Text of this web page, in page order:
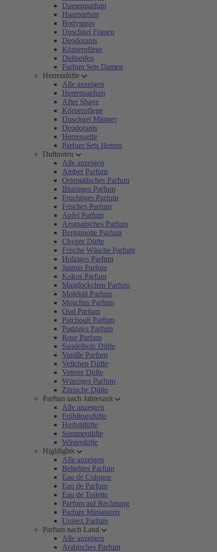
Damenparfum
Haarparfum
Bodyspray
Duschgel Frauen
Deodorants
Körperpflege
Duftseifen
Parfum Sets Damen
Herrendüfte
Alle anzeigen
Herrenparfum
After Shave
Körperpflege
Duschgel Männer
Deodorants
Herrenseife
Parfum Sets Herren
Duftnoten
Alle anzeigen
Amber Parfum
Orientalisches Parfum
Blumiges Parfum
Fruchtiges Parfum
Frisches Parfum
Apfel Parfum
Aromatisches Parfum
Bergamotte Parfum
Chypre Düfte
Frische Wäsche Parfum
Holziges Parfum
Jasmin Parfum
Kokos Parfum
Maiglöckchen Parfum
Molekül Parfum
Moschus Parfum
Oud Parfum
Patchouli Parfum
Pudriges Parfum
Rose Parfum
Sandelholz Düfte
Vanille Parfum
Veilchen Düfte
Vetiver Düfte
Würziges Parfum
Zitrische Düfte
Parfum nach Jahreszeit
Alle anzeigen
Frühlingsdüfte
Herbstdüfte
Sommerdüfte
Winterdüfte
Highlights
Alle anzeigen
Beliebtes Parfum
Eau de Cologne
Eau de Parfum
Eau de Toilette
Parfum auf Rechnung
Parfum Miniaturen
Unisex Parfum
Parfum nach Land
Alle anzeigen
Arabisches Parfum